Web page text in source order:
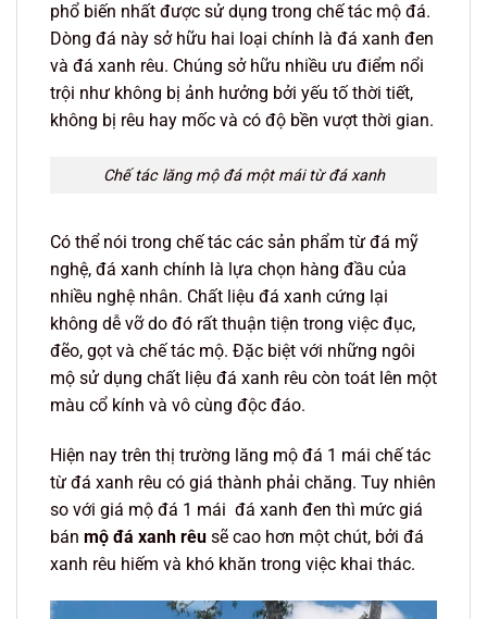
phổ biến nhất được sử dụng trong chế tác mộ đá.
Dòng đá này sở hữu hai loại chính là đá xanh đen
và đá xanh rêu. Chúng sở hữu nhiều ưu điểm nổi
trội như không bị ảnh hưởng bởi yếu tố thời tiết,
không bị rêu hay mốc và có độ bền vượt thời gian.
Chế tác lăng mộ đá một mái từ đá xanh
Có thể nói trong chế tác các sản phẩm từ đá mỹ
nghệ, đá xanh chính là lựa chọn hàng đầu của
nhiều nghệ nhân. Chất liệu đá xanh cứng lại
không dễ vỡ do đó rất thuận tiện trong việc đục,
đẽo, gọt và chế tác mộ. Đặc biệt với những ngôi
mộ sử dụng chất liệu đá xanh rêu còn toát lên một
màu cổ kính và vô cùng độc đáo.
Hiện nay trên thị trường lăng mộ đá 1 mái chế tác
từ đá xanh rêu có giá thành phải chăng. Tuy nhiên
so với giá mộ đá 1 mái đá xanh đen thì mức giá
bán mộ đá xanh rêu sẽ cao hơn một chút, bởi đá
xanh rêu hiếm và khó khăn trong việc khai thác.